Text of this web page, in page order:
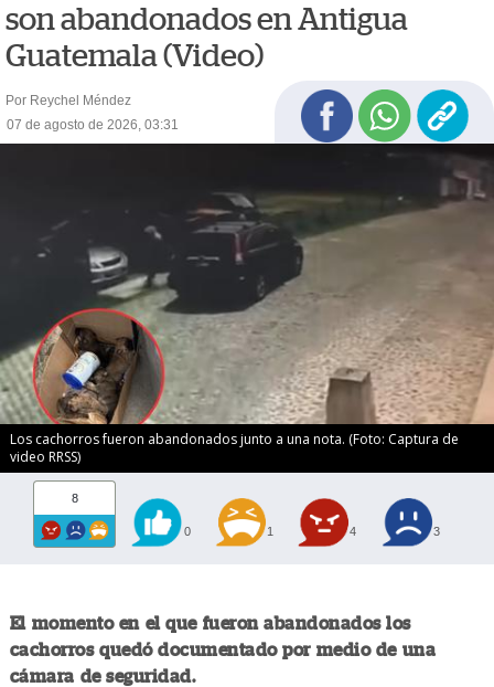
son abandonados en Antigua
Guatemala (Video)
Por Reychel Méndez
07 de agosto de 2026, 03:31
Los cachorros fueron abandonados junto a una nota. (Foto: Captura de
video RRSS)
8
0 1 4 3
El momento en el que fueron abandonados los
cachorros quedó documentado por medio de una
cámara de seguridad.